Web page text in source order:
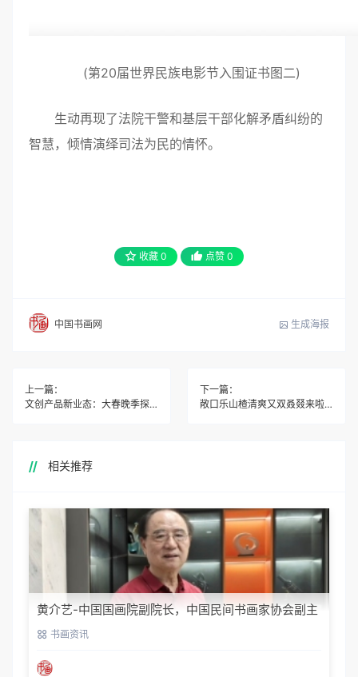
(第20届世界民族电影节入围证书图二)
生动再现了法院干警和基层干部化解矛盾纠纷的
智慧，倾情演绎司法为民的情怀。
收藏 0 点赞 0
中国书画网 生成海报
上一篇：
文创产品新业态：大春晚季探索共创合作新模式
下一篇：
敞口乐山楂清爽又双叒叕来啦！
相关推荐
黄介艺-中国国画院副院长，中国民间书画家协会副主
席 书画资讯